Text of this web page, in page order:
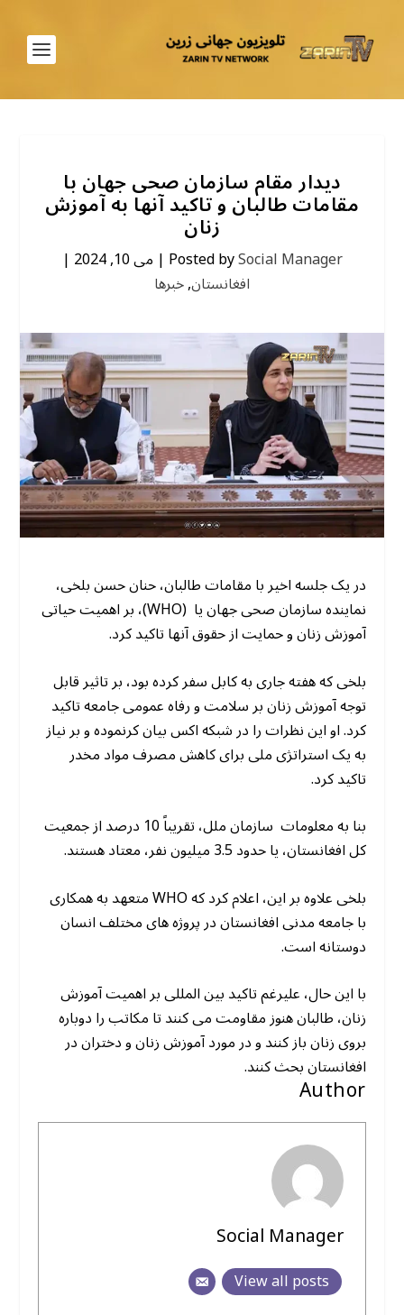
دیدار مقام سازمان صحی جهان با
مقامات طالبان و تاکید آنها به آموزش
زنان
Posted bySocial Manager
| می 10, 2024 |
افغانستان,خبرها
در یک جلسه اخیر با مقامات طالبان، حنان حسن بلخی،
نماینده سازمان صحی جهان یا (WHO)، بر اهمیت حیاتی
آموزش زنان و حمایت از حقوق آنها تاکید کرد.
بلخی که هفته جاری به کابل سفر کرده بود، بر تاثیر قابل
توجه آموزش زنان بر سلامت و رفاه عمومی جامعه تاکید
کرد. او این نظرات را در شبکه اکس بیان کرنموده و بر نیاز
به یک استراتژی ملی برای کاهش مصرف مواد مخدر
تاکید کرد.
بنا به معلومات سازمان ملل، تقریباً 10 درصد از جمعیت
کل افغانستان، یا حدود 3.5 میلیون نفر، معتاد هستند.
بلخی علاوه بر این، اعلام کرد که WHO متعهد به همکاری
با جامعه مدنی افغانستان در پروژه های مختلف انسان
دوستانه است.
با این حال، علیرغم تاکید بین المللی بر اهمیت آموزش
زنان، طالبان هنوز مقاومت می کنند تا مکاتب را دوباره
بروی زنان باز کنند و در مورد آموزش زنان و دختران در
افغانستان بحث کنند.
Author
Social Manager
View all posts